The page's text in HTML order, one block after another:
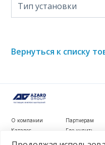
Тип установки
Вернуться к списку
О компании
Каталог
Новости
Партнерам
Где купить